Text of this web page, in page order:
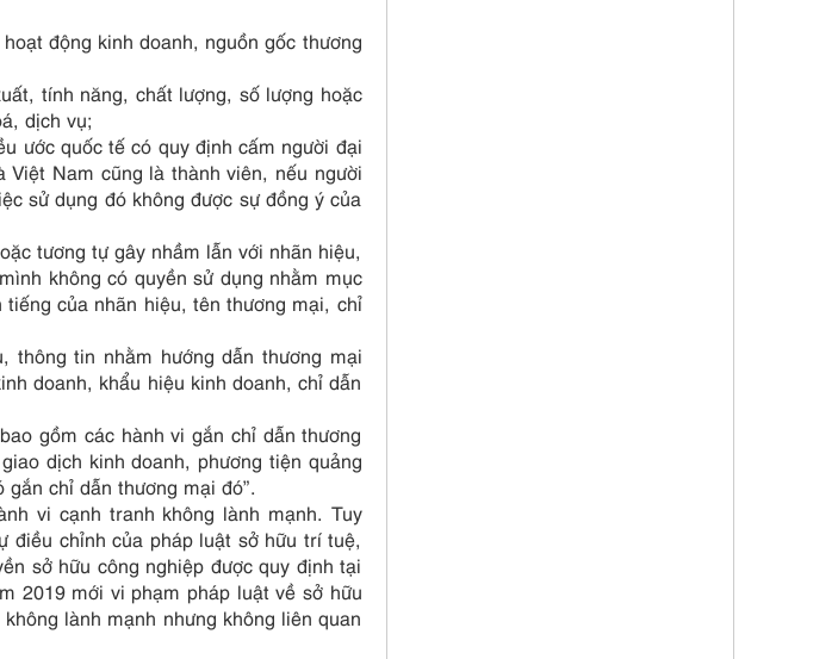
động kinh doanh, nguồn gốc thương
tính năng, chất lượng, số lượng hoặc
dịch vụ;
ước quốc tế có quy định cấm người đại
Nam cũng là thành viên, nếu người
sử dụng đó không được sự đồng ý của
tương tự gây nhầm lẫn với nhãn hiệu,
không có quyền sử dụng nhằm mục
của nhãn hiệu, tên thương mại, chỉ
tin nhằm hướng dẫn thương mại
doanh, khẩu hiệu kinh doanh, chỉ dẫn
gồm các hành vi gắn chỉ dẫn thương
dịch kinh doanh, phương tiện quảng
chỉ dẫn thương mại đó”.
vi cạnh tranh không lành mạnh. Tuy
điều chỉnh của pháp luật sở hữu trí tuệ,
sở hữu công nghiệp được quy định tại
2019 mới vi phạm pháp luật về sở hữu
lành mạnh nhưng không liên quan